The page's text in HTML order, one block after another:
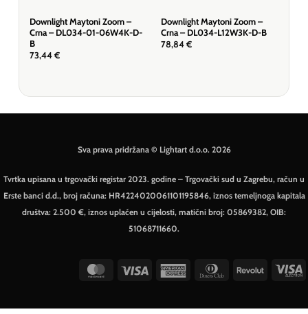
Downlight Maytoni Zoom –
Crna – DL034-01-06W4K-D-
B
73,44 €
Downlight Maytoni Zoom –
Crna – DL034-L12W3K-D-B
78,84 €
Sva prava pridržana © Lightart d.o.o. 2026
Tvrtka upisana u trgovački registar 2023. godine – Trgovački sud u Zagrebu, račun u
Erste banci d.d., broj računa: HR4224020061101195846, iznos temeljnoga kapitala
društva: 2.500 €, iznos uplaćen u cijelosti, matični broj: 05869382, OIB:
51068711660.
MasterCardVisa
American
Dinners Revolut